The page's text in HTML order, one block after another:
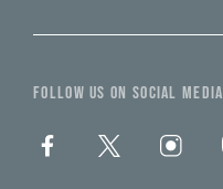
FOLLOW US ON SOCIAL MEDIA